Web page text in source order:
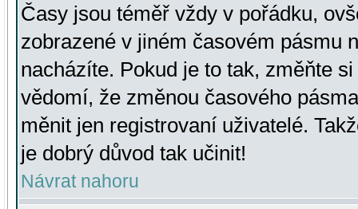
Časy jsou téměř vždy v pořádku,
zobrazené v jiném časovém pásmu
nacházíte. Pokud je to tak, změňte
vědomí, že změnou časového
měnit jen registrovaní uživatelé.
je dobrý důvod tak učinit!
Návrat nahoru